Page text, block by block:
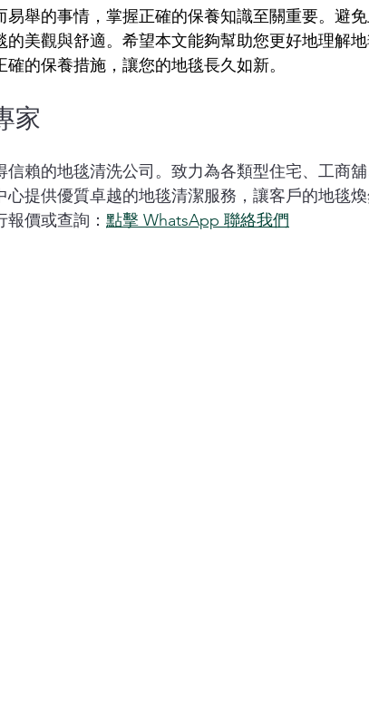
易舉的事情，掌握正確的保養知識至關重要。避
的美觀與舒適。希望本文能夠幫助您更好地理解
的保養措施，讓您的地毯長久如新。
家
信賴的地毯清洗公司。致力為各類型住宅、工商
心提供優質卓越的地毯清潔服務，讓客戶的地毯
價或查詢： 點擊 WhatsApp 聯絡我們